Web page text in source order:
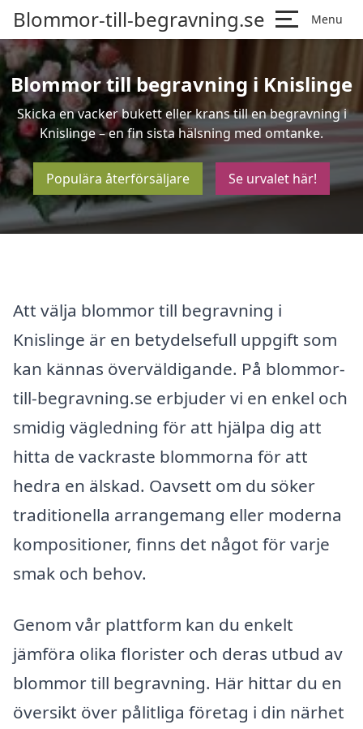
Blommor-till-begravning.se Menu
Blommor till begravning i Knislinge
Skicka en vacker bukett eller krans till en begravning i
Knislinge – en fin sista hälsning med omtanke.
Populära återförsäljare Se urvalet här!
Att välja blommor till begravning i
Knislinge är en betydelsefull uppgift som
kan kännas överväldigande. På blommor-
till-begravning.se erbjuder vi en enkel och
smidig vägledning för att hjälpa dig att
hitta de vackraste blommorna för att
hedra en älskad. Oavsett om du söker
traditionella arrangemang eller moderna
kompositioner, finns det något för varje
smak och behov.
Genom vår plattform kan du enkelt
jämföra olika florister och deras utbud av
blommor till begravning. Här hittar du en
översikt över pålitliga företag i din närhet